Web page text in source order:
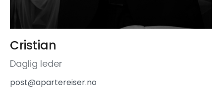
Cristian
Daglig leder
post@apartereiser.no